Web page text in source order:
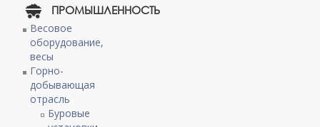
ПРОМЫШЛЕННОСТЬ
Весовое
оборудование,
весы
Горно-
добывающая
отрасль
Буровые